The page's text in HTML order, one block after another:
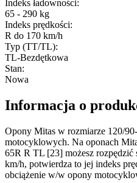
Indeks ładowności:
65 - 290 kg
Indeks prędkości:
R do 170 km/h
Typ (TT/TL):
TL-Bezdętkowa
Stan:
Nowa
Informacja o
Opony Mitas w rozmiarze 120/
motocyklowych. Na oponach
65R R TL [23] możesz
km/h, potwierdza to jej indeks
obciążenie w/w opony